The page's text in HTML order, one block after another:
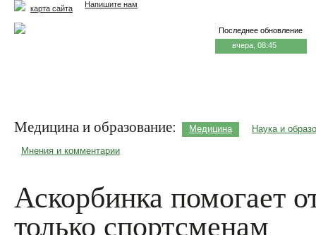
Напишите нам
карта сайта
Последнее обновление
вчера, 08:45
Медицина и образование: Медицина Наука и
Мнения и комментарии
Аскорбинка помогает
только спортсменам